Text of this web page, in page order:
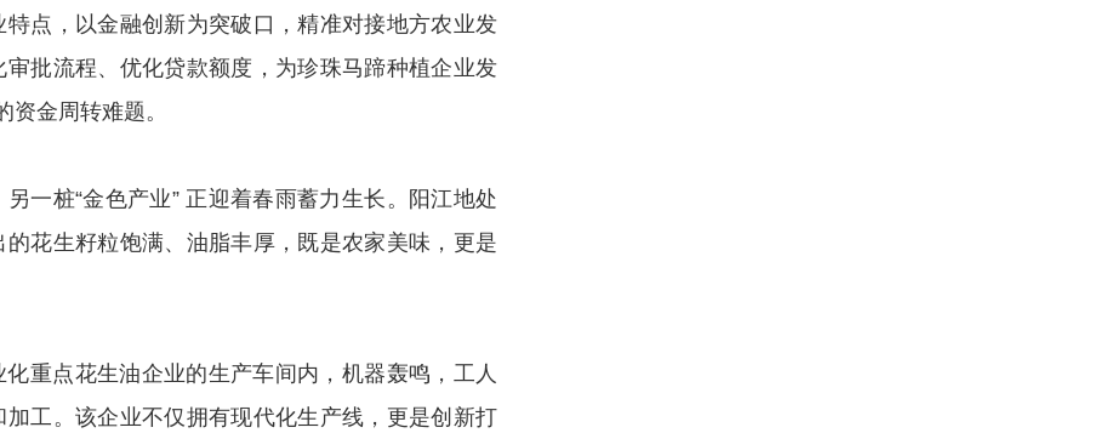
点，以金融创新为突破口，精准对接地方农业发
批流程、优化贷款额度，为珍珠马蹄种植企业发
金周转难题。
一桩“金色产业” 正迎着春雨蓄力生长。阳江地处
花生籽粒饱满、油脂丰厚，既是农家美味，更是
重点花生油企业的生产车间内，机器轰鸣，工人
工。该企业不仅拥有现代化生产线，更是创新打